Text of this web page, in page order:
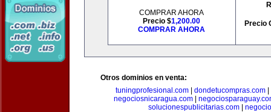
COMPRAR AHORA
Precio $1,200.00
COMPRAR AHORA
Precio
Otros dominios en venta:
tuningprofesional.com| dondetucompras.com|
negociosnicaragua.com
solucionespublicitarias.com|